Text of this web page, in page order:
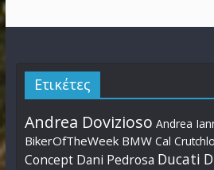
Ετικέτες
Andrea Dovizioso Andrea
BikerOfTheWeek BMW Cal
Concept Dani Pedrosa Ducati